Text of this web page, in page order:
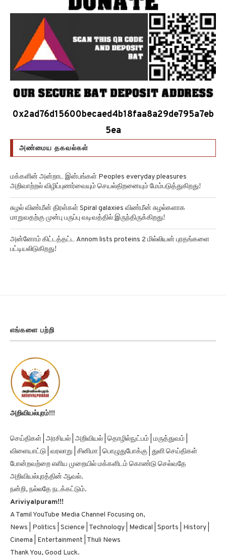
5ea
அண்மைய தகவல்கள்
அறிவாற்றல் விழிப்புணர்வையும் செயல்திறனையும் மேம்படுத்துகிறது!
சுழல் விண்மீன் திரள்கள் Spiral galaxies விண்மீன் சுழல்களாக
மாறுவதற்கு முன்பு பருப்பு வடிவத்தில் இருந்திருக்கிறது!
அன்னோம் கிட்டத்தட்ட Annom lists proteins 2 மில்லியன் புரதங்களை
பட்டியலிடுகிறது!
அறிவியல்புரம்!!!
விளையாட்டு | வரலாறு | சினிமா | பொழுதுபோக்கு | துளி செய்திகள்
போன்றவற்றை எளிய முறையில் மக்களிடம் கொண்டு செல்வதே
அறிவியல்புரத்தின் ஆவல்.
நன்றி, நல்லதே நடக்கட்டும்.
Ariviyalpuram!!!
A Tamil YouTube Media Channel Focusing on,
News | Politics | Science | Technology | Medical | Sports | History |
Cinema | Entertainment | Thuli News
Thank You, Good Luck.